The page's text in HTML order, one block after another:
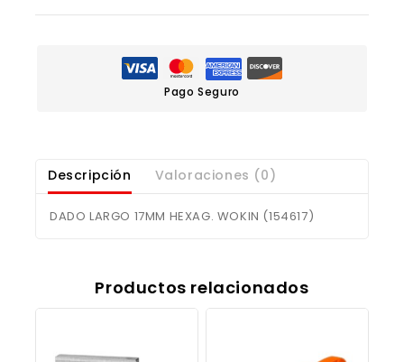
Pago Seguro
Descripción Valoraciones (0)
DADO LARGO 17MM HEXAG. WOKIN (154617)
Productos relacionados